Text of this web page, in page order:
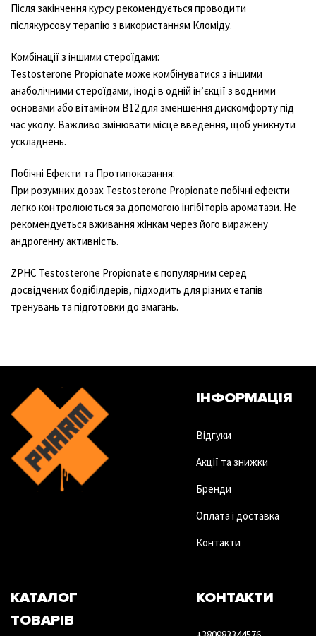
Після закінчення курсу рекомендується проводити
післякурсову терапію з використанням Кломіду.
Комбінації з іншими стероїдами:
Testosterone Propionate може комбінуватися з іншими
анаболічними стероїдами, іноді в одній ін’єкції з водними
основами або вітаміном В12 для зменшення дискомфорту під
час уколу. Важливо змінювати місце введення, щоб уникнути
ускладнень.
Побічні Ефекти та Протипоказання:
При розумних дозах Testosterone Propionate побічні ефекти
легко контролюються за допомогою інгібіторів ароматази. Не
рекомендується вживання жінкам через його виражену
андрогенну активність.
ZPHC Testosterone Propionate є популярним серед
досвідчених бодібілдерів, підходить для різних етапів
тренувань та підготовки до змагань.
ІНФОРМАЦІЯ
Відгуки
Акції та знижки
Бренди
Оплата і доставка
Контакти
КАТАЛОГ
ТОВАРІВ
КОНТАКТИ